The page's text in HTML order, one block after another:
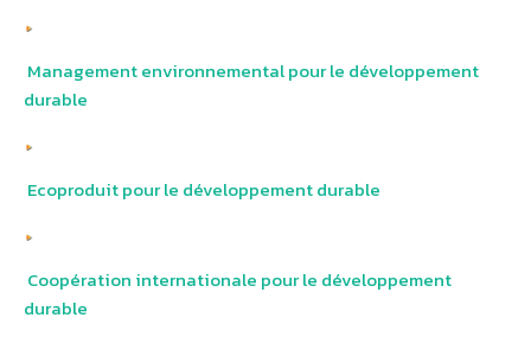
Management environnemental pour le développement
durable
Ecoproduit pour le développement durable
Coopération internationale pour le développement
durable